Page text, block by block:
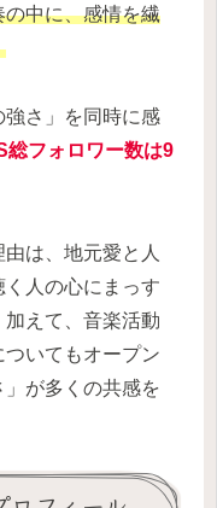
中に、感情を繊
さ」を同時に感
総フォロワー数は9
は、地元愛と人
人の心にまっす
えて、音楽活動
ついてもオープン
が多くの共感を